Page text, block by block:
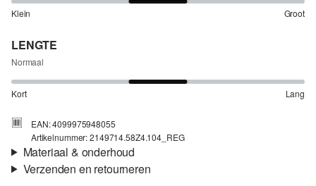
Klein Groot
LENGTE
Normaal
Kort Lang
EAN: 4099975948055
Artikelnummer: 2149714.58Z4.104_REG
Materiaal & onderhoud
Verzenden en retourneren